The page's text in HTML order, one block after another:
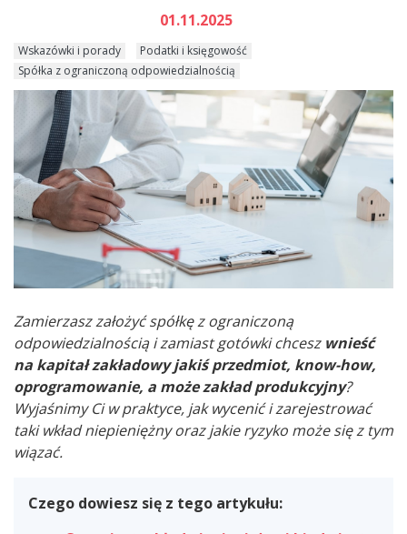
01.11.2025
Wskazówki i porady
Podatki i księgowość
Spółka z ograniczoną odpowiedzialnością
Zamierzasz założyć spółkę z ograniczoną
odpowiedzialnością i zamiast gotówki chcesz wnieść
na kapitał zakładowy jakiś przedmiot, know-how,
oprogramowanie, a może zakład produkcyjny?
Wyjaśnimy Ci w praktyce, jak wycenić i zarejestrować
taki wkład niepieniężny oraz jakie ryzyko może się z tym
wiązać.
Czego dowiesz się z tego artykułu: